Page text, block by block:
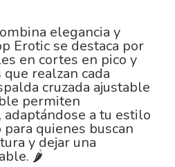
elegancia y
Erotic se destaca por
en cortes en pico y
realzan cada
cruzada ajustable
permiten
a tu estilo
quienes buscan
y dejar una
🌶️